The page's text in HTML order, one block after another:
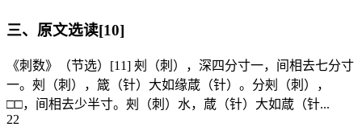
三、原文选读[10]
《刺数》（节选）[11] 㓨（刺），深四分寸一，间相去七分寸
一。㓨（刺），箴（针）大如缘葴（针）。分㓨（刺），
□□，间相去少半寸。㓨（刺）水，葴（针）大如葴（针...
22